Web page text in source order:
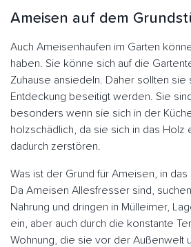
Ameisen auf dem
Auch Ameisenhaufen im Garten
haben. Sie könne sich auf die
Zuhause ansiedeln. Daher sollten sie
Entdeckung beseitigt werden. Sie
besonders wenn sie sich in der
holzschädlich, da sie sich in das Holz
dadurch zerstören.
Was ist der Grund für Ameisen, in
Da Ameisen Allesfresser sind,
Nahrung und dringen in Mülleimer,
ein, aber auch durch die konstante
Wohnung, die sie vor der Außenwelt